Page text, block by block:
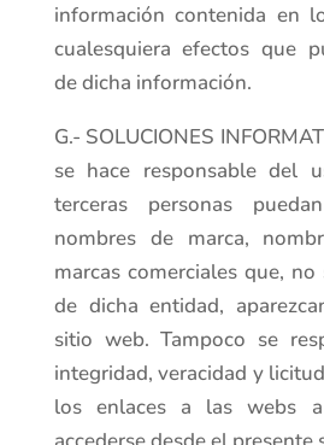
información contenida en
cualesquiera efectos que
de dicha información.
G.- SOLUCIONES
se hace responsable del
terceras personas
nombres de marca,
marcas comerciales que,
de dicha entidad,
sitio web. Tampoco se
integridad, veracidad y
los enlaces a las webs